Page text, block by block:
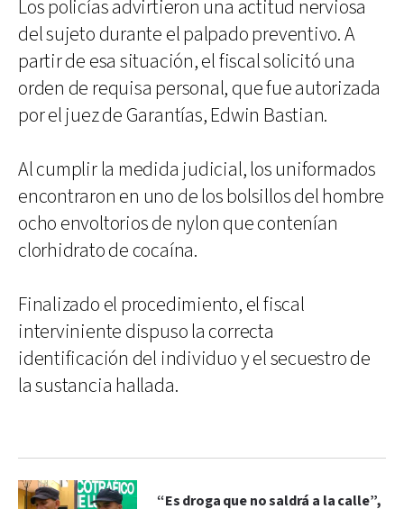
Los policías advirtieron una actitud nerviosa
del sujeto durante el palpado preventivo. A
partir de esa situación, el fiscal solicitó una
orden de requisa personal, que fue autorizada
por el juez de Garantías, Edwin Bastian.
Al cumplir la medida judicial, los uniformados
encontraron en uno de los bolsillos del hombre
ocho envoltorios de nylon que contenían
clorhidrato de cocaína.
Finalizado el procedimiento, el fiscal
interviniente dispuso la correcta
identificación del individuo y el secuestro de
la sustancia hallada.
“Es droga que no saldrá a la calle”,